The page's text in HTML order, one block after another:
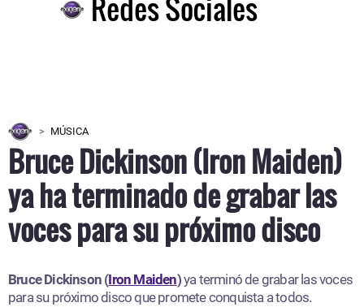
MÚSICA
Bruce Dickinson (Iron Maiden)
ya ha terminado de grabar las
voces para su próximo disco
Bruce Dickinson (Iron Maiden)ya terminó de grabar las voces
para su próximo disco que promete conquista a todos.